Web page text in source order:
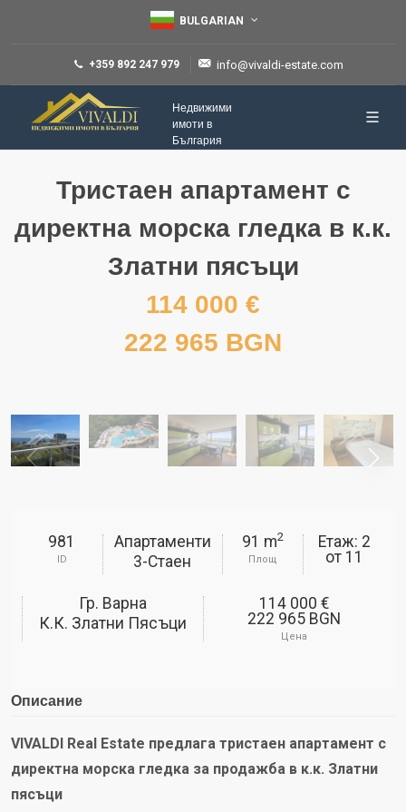
BULGARIAN
+359 892 247 979 info@vivaldi-estate.com
Недвижими
имоти в
България
Тристаен апартамент с
директна морска гледка в к.к.
Златни пясъци
114 000 €
222 965 BGN
981
ID
Апартаменти
3-Стаен
91 m2
Площ
Етаж: 2
от11
Гр. Варна
К.к. Златни Пясъци
114 000 €
222 965 BGN
Цена
Описание
VIVALDI Real Estate предлага тристаен апартамент с
директна морска гледка за продажба в к.к. Златни
пясъци